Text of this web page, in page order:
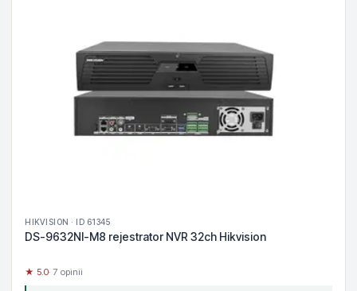
HIKVISION · ID 61345
DS-9632NI-M8 rejestrator NVR 32ch Hikvision
★ 5.0· 7 opinii